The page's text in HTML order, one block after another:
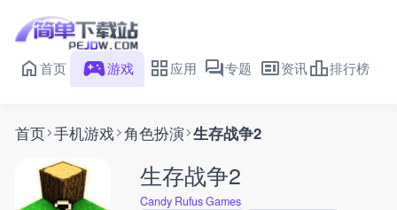
首页 游戏 应用 专题 资讯 排行榜
首页 手机游戏 角色扮演 生存战争2
生存战争2
Candy Rufus Games